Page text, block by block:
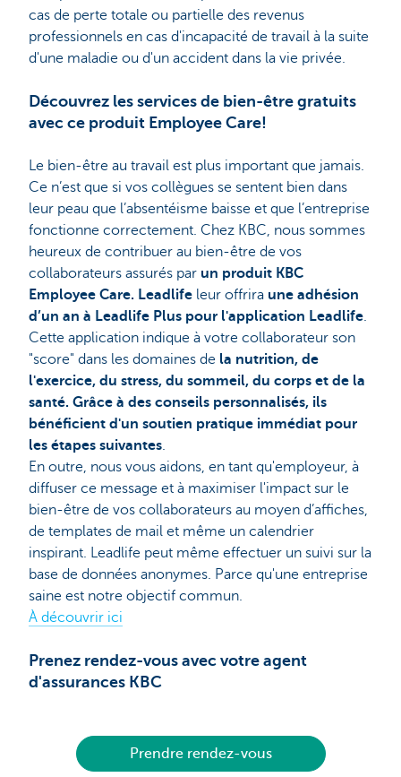
cas de perte totale ou partielle des revenus
professionnels en cas d'incapacité de travail à la suite
d'une maladie ou d'un accident dans la vie privée.
Découvrez les services de bien-être gratuits
avec ce produit Employee Care!
Le bien-être au travail est plus important que jamais.
Ce n’est que si vos collègues se sentent bien dans
leur peau que l’absentéisme baisse et que l’entreprise
fonctionne correctement. Chez KBC, nous sommes
heureux de contribuer au bien-être de vos
collaborateurs assurés par un produit KBC
Employee Care. Leadlife leur offrira une adhésion
d’un an à Leadlife Plus pour l'application Leadlife.
Cette application indique à votre collaborateur son
"score" dans les domaines de la nutrition, de
l'exercice, du stress, du sommeil, du corps et de la
santé. Grâce à des conseils personnalisés, ils
bénéficient d'un soutien pratique immédiat pour
les étapes suivantes.
En outre, nous vous aidons, en tant qu'employeur, à
diffuser ce message et à maximiser l'impact sur le
bien-être de vos collaborateurs au moyen d’affiches,
de templates de mail et même un calendrier
inspirant. Leadlife peut même effectuer un suivi sur la
base de données anonymes. Parce qu'une entreprise
saine est notre objectif commun.
À découvrir ici
Prenez rendez-vous avec votre agent
d'assurances KBC
Prendre rendez-vous